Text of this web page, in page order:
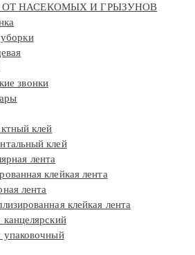
ОТ НАСЕКОМЫХ И ГРЫЗУНОВ
звонки
клей
клей
лента
клейкая лента
лента
клейкая лента
канцелярский
упаковочный